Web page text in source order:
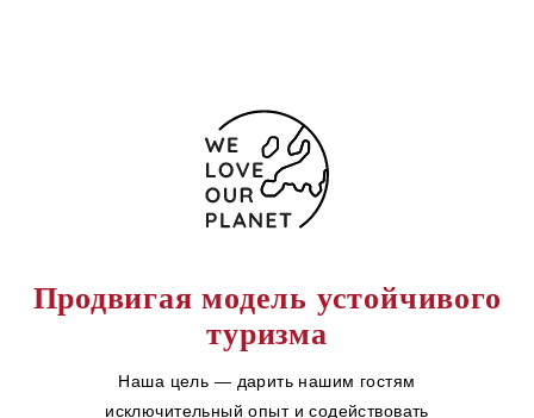
Продвигая модель устойчивого
туризма
Наша цель — дарить нашим гостям
исключительный опыт и содействовать